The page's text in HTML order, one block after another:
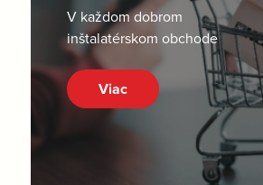
V každom dobrom
inštalatérskom obchode
Viac